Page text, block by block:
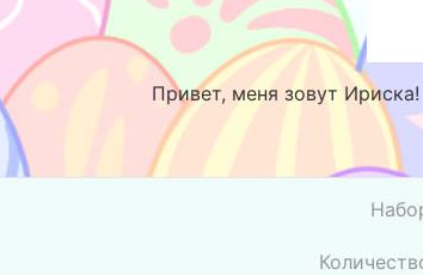
Привет, меня зовут